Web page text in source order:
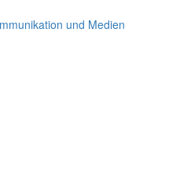
und Medien